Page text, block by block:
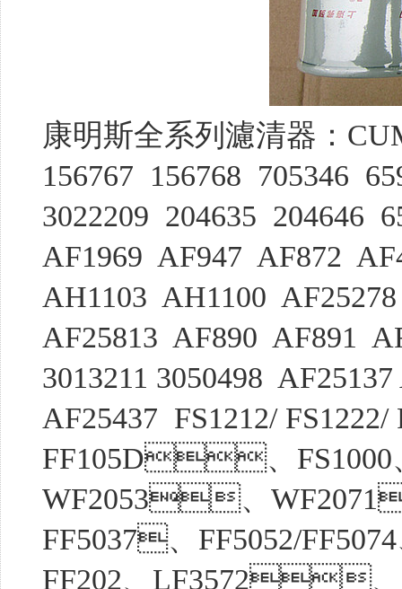
康明斯全系列濾清器：
156767 156768 705346
3022209 204635 204646
AF1969 AF947 AF872
AH1103 AH1100
AF25813 AF890 AF891
3013211 3050498
AF25437 FS1212/ FS1222/
FF105D、FS1000
WF2053、
FF5037、FF5052/
FF202、LF3572